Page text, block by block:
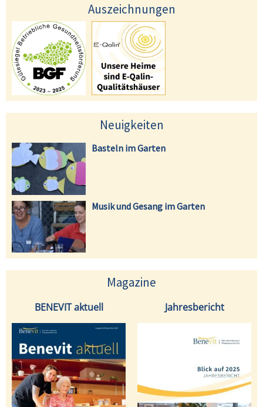
Auszeichnungen
Neuigkeiten
Basteln im Garten
Musik und Gesang im Garten
Magazine
BENEVIT aktuell Jahresbericht